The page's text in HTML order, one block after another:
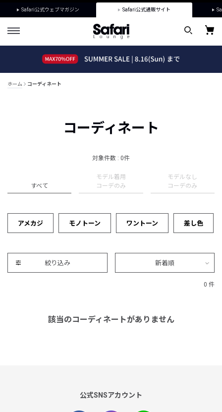
Safari公式ウェブマガジン Safari公式通販サイト
ホーム コーディネート
コーディネート
対象件数 : 0件
すべて
モデル着用
コーデのみ
モデルなし
コーデのみ
アメカジ モノトーン ワントーン 差し色
絞り込み 新着順
0 件
該当のコーディネートがありません
公式SNSアカウント